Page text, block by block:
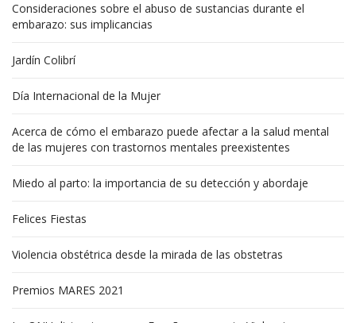
Consideraciones sobre el abuso de sustancias durante el
embarazo: sus implicancias
Jardín Colibrí
Día Internacional de la Mujer
Acerca de cómo el embarazo puede afectar a la salud mental
de las mujeres con trastornos mentales preexistentes
Miedo al parto: la importancia de su detección y abordaje
Felices Fiestas
Violencia obstétrica desde la mirada de las obstetras
Premios MARES 2021